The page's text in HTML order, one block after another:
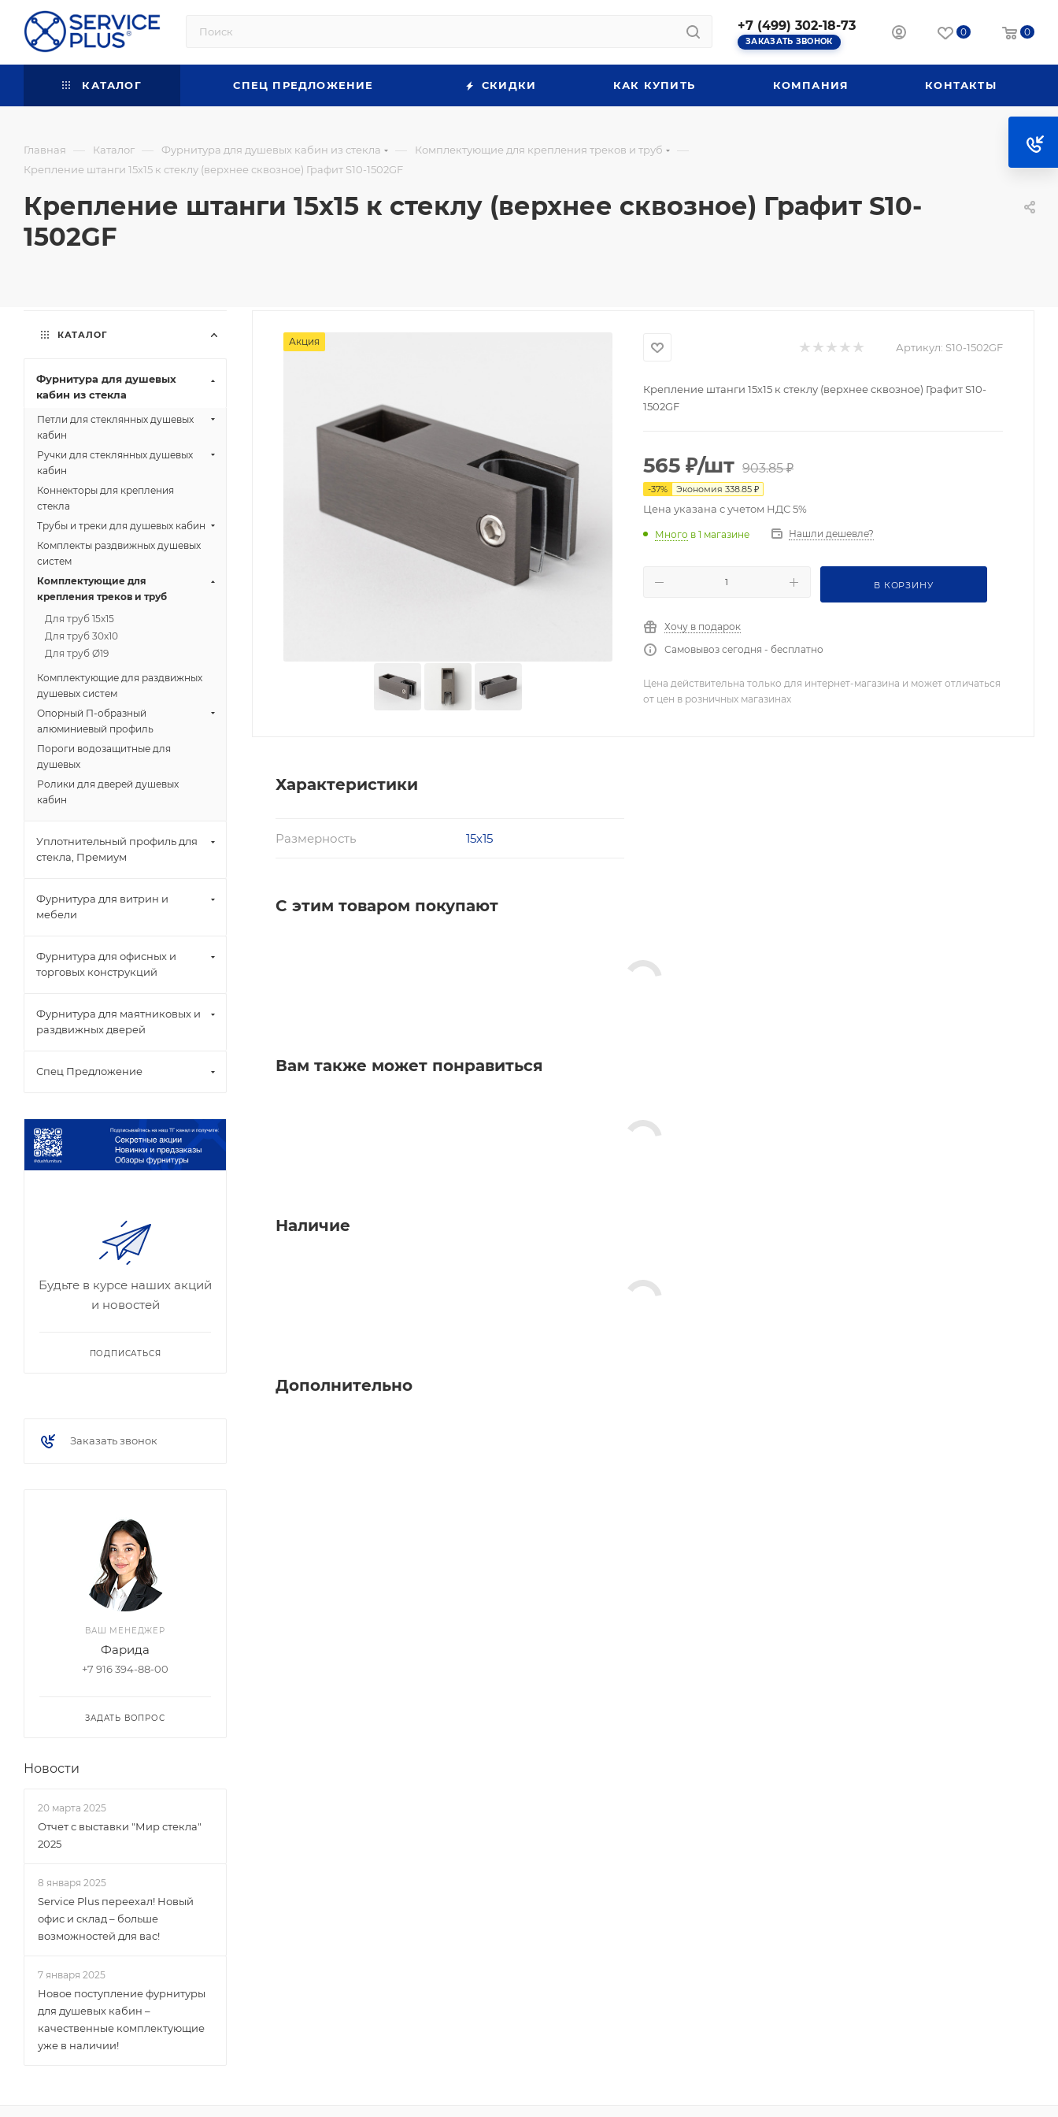
+7 (499) 302-18-73
ЗАКАЗАТЬ ЗВОНОК
0 0
КАТАЛОГ СПЕЦ ПРЕДЛОЖЕНИЕ СКИДКИ КАК КУПИТЬ КОМПАНИЯ КОНТАКТЫ
Главная — Каталог — Фурнитура для душевых кабин из стекла — Комплектующие для крепления треков и труб —
Крепление штанги 15х15 к стеклу (верхнее сквозное) Графит S10-1502GF
Крепление штанги 15х15 к стеклу (верхнее сквозное) Графит S10-
1502GF
Акция Артикул: S10-1502GF
Крепление штанги 15х15 к стеклу (верхнее сквозное) Графит S10-
1502GF
565 ₽/шт 903.85₽
-37% Экономия 338.85 ₽
Цена указана с учетом НДС 5%
Много в 1 магазине Нашли дешевле?
В КОРЗИНУ
Хочу в подарок
Самовывоз сегодня - бесплатно
Цена действительна только для интернет-магазина и может отличаться
от цен в розничных магазинах
Характеристики
Размерность 15х15
С этим товаром покупают
Вам также может понравиться
Наличие
Дополнительно
КАТАЛОГ
Фурнитура для душевых
кабин из стекла
Петли для стеклянных душевых
кабин
Ручки для стеклянных душевых
кабин
Коннекторы для крепления
стекла
Трубы и треки для душевых кабин
Комплекты раздвижных душевых
систем
Комплектующие для
крепления треков и труб
Для труб 15х15
Для труб 30х10
Для труб Ø19
Комплектующие для раздвижных
душевых систем
Опорный П-образный
алюминиевый профиль
Пороги водозащитные для
душевых
Ролики для дверей душевых
кабин
Уплотнительный профиль для
стекла, Премиум
Фурнитура для витрин и
мебели
Фурнитура для офисных и
торговых конструкций
Фурнитура для маятниковых и
раздвижных дверей
Спец Предложение
Будьте в курсе наших акций
и новостей
ПОДПИСАТЬСЯ
Заказать звонок
ВАШ МЕНЕДЖЕР
Фарида
+7 916 394-88-00
ЗАДАТЬ ВОПРОС
Новости
20 марта 2025
Отчет с выставки "Мир стекла"
2025
8 января 2025
Service Plus переехал! Новый
офис и склад – больше
возможностей для вас!
7 января 2025
Новое поступление фурнитуры
для душевых кабин –
качественные комплектующие
уже в наличии!